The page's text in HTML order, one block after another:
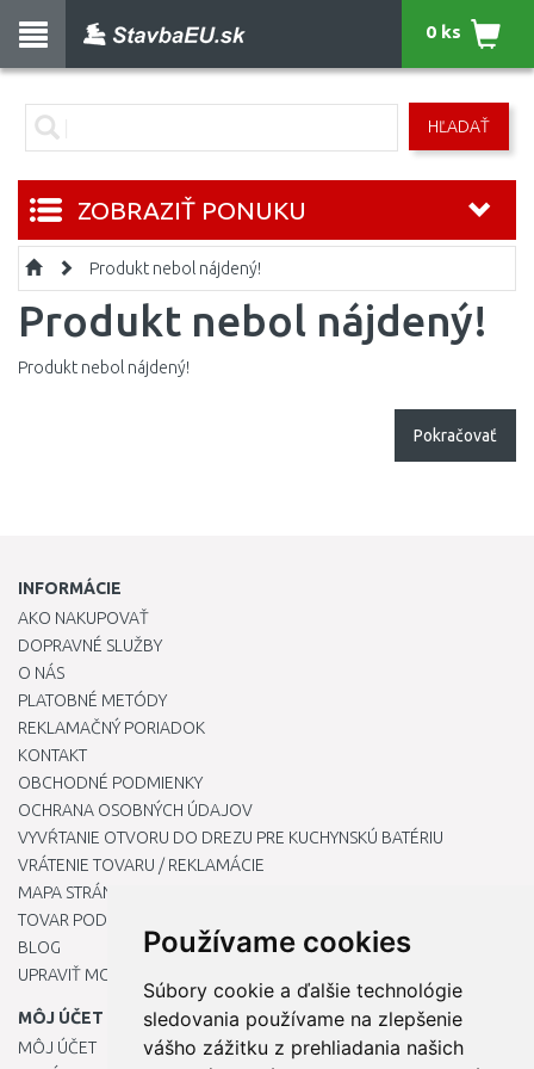
Používame cookies
Súbory cookie a ďalšie technológie
sledovania používame na zlepšenie
vášho zážitku z prehliadania našich
HĽADAŤ
0 ks
ZOBRAZIŤ PONUKU
Produkt nebol nájdený!
Produkt nebol nájdený!
Produkt nebol nájdený!
Pokračovať
INFORMÁCIE
AKO NAKUPOVAŤ
DOPRAVNÉ SLUŽBY
O NÁS
PLATOBNÉ METÓDY
REKLAMAČNÝ PORIADOK
KONTAKT
OBCHODNÉ PODMIENKY
OCHRANA OSOBNÝCH ÚDAJOV
VYVŔTANIE OTVORU DO DREZU PRE KUCHYNSKÚ BATÉRIU
VRÁTENIE TOVARU / REKLAMÁCIE
MAPA STRÁNOK
TOVAR PODĽA ZNAČIEK
BLOG
UPRAVIŤ MOJE PREDVOĽBY COOKIES
MÔJ ÚČET
MÔJ ÚČET